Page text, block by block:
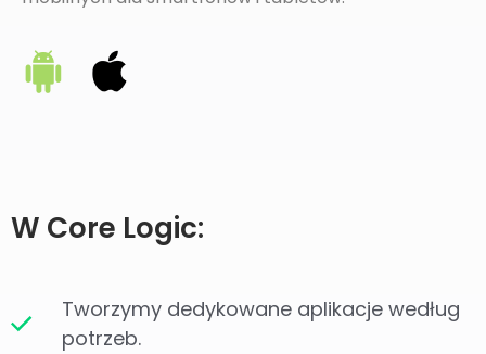
W Core Logic:
Tworzymy dedykowane aplikacje według
potrzeb.